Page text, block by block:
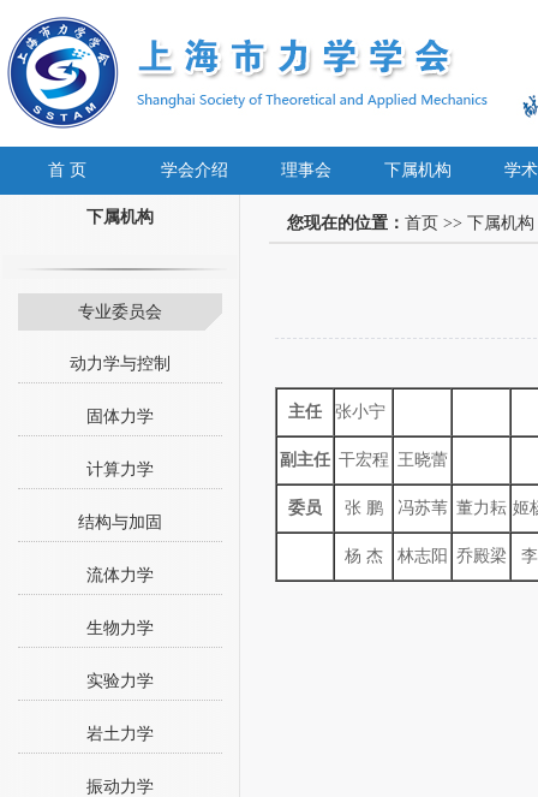
首 页 学会介绍 理事会 下属机构 学
下属机构
专业委员会
动力学与控制
固体力学
计算力学
结构与加固
流体力学
生物力学
实验力学
岩土力学
振动力学
您现在的位置： 首页 >> 下属机构
主任 张小宁
副主任 干宏程 王晓蕾
委员 张 鹏 冯苏苇 董力耘 姬
杨 杰 林志阳 乔殿梁